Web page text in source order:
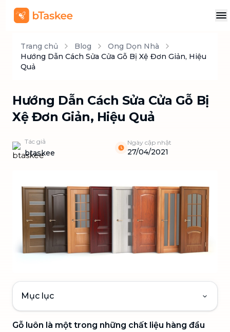
Trang chủ Blog
Ong Dọn Nhà
Hướng Dẫn Cách Sửa Cửa Gỗ Bị Xệ Đơn Giản, Hiệu
Quả
Hướng Dẫn Cách Sửa Cửa Gỗ Bị
Xệ Đơn Giản, Hiệu Quả
Tác giả
btaskee
Ngày cập nhật
27/04/2021
Mục lục
Gỗ luôn là một trong những chất liệu hàng đầu